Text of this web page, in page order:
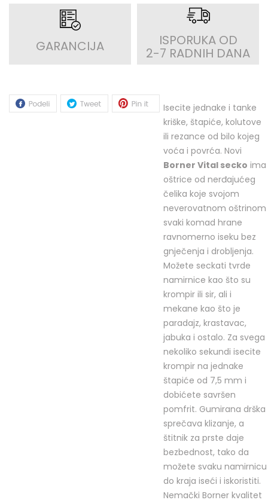
GARANCIJA ISPORUKA OD
2-7 RADNIH DANA
Isecite jednake i tanke
kriške, štapiće, kolutove
ili rezance od bilo kojeg
voća i povrća. Novi
Borner Vital secko ima
oštrice od nerđajućeg
čelika koje svojom
neverovatnom oštrinom
svaki komad hrane
ravnomerno iseku bez
gnječenja i drobljenja.
Možete seckati tvrde
namirnice kao što su
krompir ili sir, ali i
mekane kao što je
paradajz, krastavac,
jabuka i ostalo. Za svega
nekoliko sekundi isecite
krompir na jednake
štapiće od 7,5 mm i
dobićete savršen
pomfrit. Gumirana drška
sprečava klizanje, a
štitnik za prste daje
bezbednost, tako da
možete svaku namirnicu
do kraja iseći i iskoristiti.
Nemački Borner kvalitet